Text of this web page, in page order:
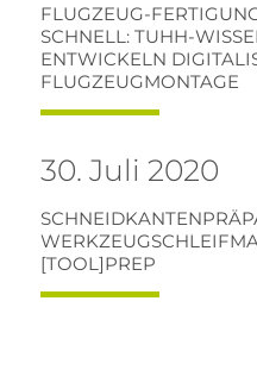
FLUGZEUG-
SCHNELL: TUHH-
ENTWICKELN
FLUGZEUGMONTAGE
30. Juli 2020
[TOOL]PREP